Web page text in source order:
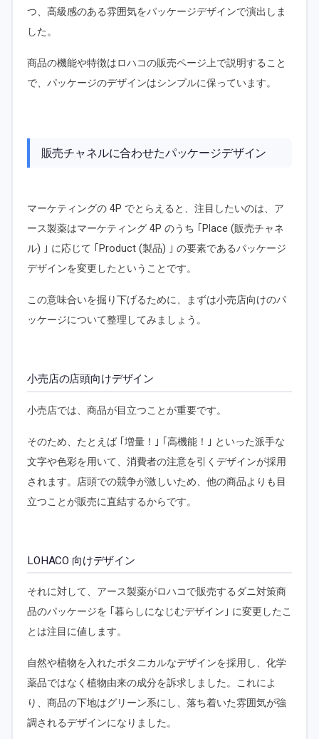
つ、高級感のある雰囲気をパッケージデザインで演出しま
した。
商品の機能や特徴はロハコの販売ページ上で説明すること
で、パッケージのデザインはシンプルに保っています。
販売チャネルに合わせたパッケージデザイン
マーケティングの 4P でとらえると、注目したいのは、ア
ース製薬はマーケティング 4P のうち ｢Place (販売チャネ
ル) ｣ に応じて ｢Product (製品) ｣ の要素であるパッケージ
デザインを変更したということです。
この意味合いを掘り下げるために、まずは小売店向けのパ
ッケージについて整理してみましょう。
小売店の店頭向けデザイン
小売店では、商品が目立つことが重要です。
そのため、たとえば ｢増量！｣ ｢高機能！｣ といった派手な
文字や色彩を用いて、消費者の注意を引くデザインが採用
されます。店頭での競争が激しいため、他の商品よりも目
立つことが販売に直結するからです。
LOHACO 向けデザイン
それに対して、アース製薬がロハコで販売するダニ対策商
品のパッケージを ｢暮らしになじむデザイン｣ に変更したこ
とは注目に値します。
自然や植物を入れたボタニカルなデザインを採用し、化学
薬品ではなく植物由来の成分を訴求しました。これによ
り、商品の下地はグリーン系にし、落ち着いた雰囲気が強
調されるデザインになりました。